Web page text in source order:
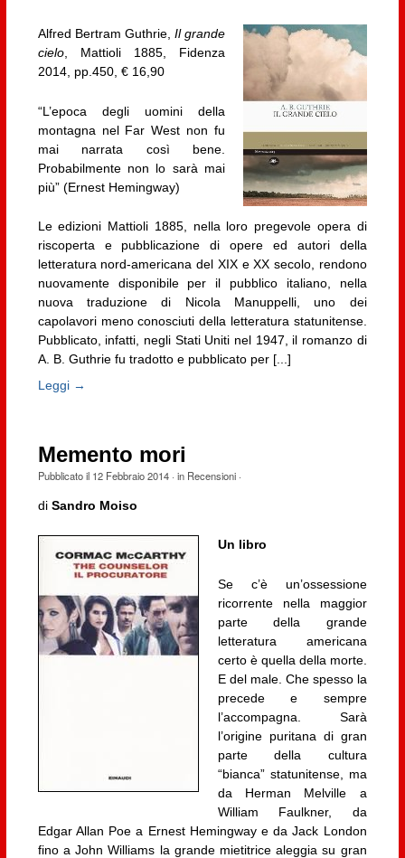
Alfred Bertram Guthrie,Il grande
cielo, Mattioli 1885, Fidenza
2014, pp.450, € 16,90
“L’epoca degli uomini della
montagna nel Far West non fu
mai narrata così bene.
Probabilmente non lo sarà mai
più” (Ernest Hemingway)
Le edizioni Mattioli 1885, nella loro pregevole opera di
riscoperta e pubblicazione di opere ed autori della
letteratura nord-americana del XIX e XX secolo, rendono
nuovamente disponibile per il pubblico italiano, nella
nuova traduzione di Nicola Manuppelli, uno dei
capolavori meno conosciuti della letteratura statunitense.
Pubblicato, infatti, negli Stati Uniti nel 1947, il romanzo di
A. B. Guthrie fu tradotto e pubblicato per [...]
Leggi →
Memento mori
Pubblicato il 12 Febbraio 2014· in Recensioni·
di Sandro Moiso
Un libro
Se c’è un’ossessione
ricorrente nella maggior
parte della grande
letteratura americana
certo è quella della morte.
E del male. Che spesso la
precede e sempre
l’accompagna. Sarà
l’origine puritana di gran
parte della cultura
“bianca” statunitense, ma
da Herman Melville a
William Faulkner, da
Edgar Allan Poe a Ernest Hemingway e da Jack London
fino a John Williams la grande mietitrice aleggia su gran